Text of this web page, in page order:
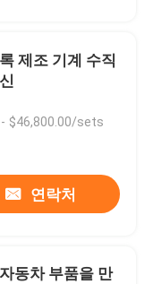
제조 기계 수직
$46,800.00/sets
연락처
동차 부품을 만